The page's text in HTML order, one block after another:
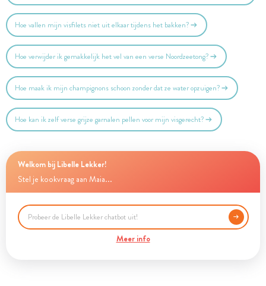
Hoe vallen mijn visfilets niet uit elkaar tijdens het bakken?
Hoe verwijder ik gemakkelijk het vel van een verse Noordzeetong?
Hoe maak ik mijn champignons schoon zonder dat ze water opzuigen?
Hoe kan ik zelf verse grijze garnalen pellen voor mijn visgerecht?
Welkom bij Libelle Lekker!
Stel je kookvraag aan Maia...
Meer info